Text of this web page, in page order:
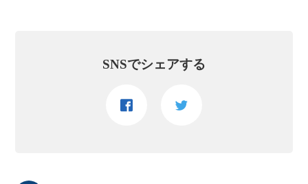
SNSでシェアする